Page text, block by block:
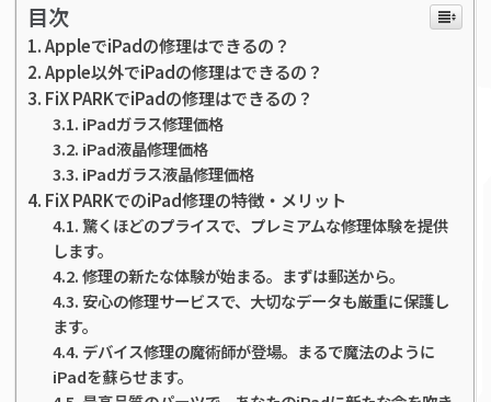
目次
AppleでiPadの修理はできるの？
Apple以外でiPadの修理はできるの？
FiX PARKでiPadの修理はできるの？
iPadガラス修理価格
iPad液晶修理価格
iPadガラス液晶修理価格
FiX PARKでのiPad修理の特徴・メリット
驚くほどのプライスで、プレミアムな修理体験を提供
します。
修理の新たな体験が始まる。まずは郵送から。
安心の修理サービスで、大切なデータも厳重に保護し
ます。
デバイス修理の魔術師が登場。まるで魔法のように
iPadを蘇らせます。